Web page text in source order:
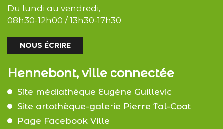
Du lundi au vendredi,
08h30-12h00 / 13h30-17h30
NOUS ÉCRIRE
Hennebont, ville connectée
Site médiathèque Eugène Guillevic
Site artothèque-galerie Pierre Tal-Coat
Page Facebook Ville